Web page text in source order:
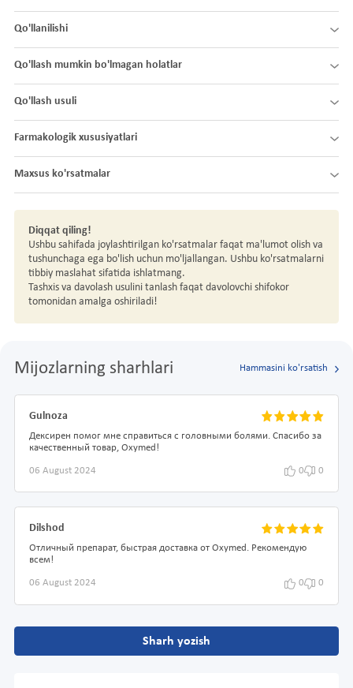
Qo'llanilishi
Qo'llash mumkin bo'lmagan holatlar
Qo'llash usuli
Farmakologik xususiyatlari
Maxsus ko'rsatmalar
Diqqat qiling!
Ushbu sahifada joylashtirilgan ko'rsatmalar faqat ma'lumot olish va
tushunchaga ega bo'lish uchun mo'ljallangan. Ushbu ko'rsatmalarni
tibbiy maslahat sifatida ishlatmang.
Tashxis va davolash usulini tanlash faqat davolovchi shifokor
tomonidan amalga oshiriladi!
Mijozlarning sharhlari Hammasini ko'rsatish
Gulnoza
Дексирен помог мне справиться с головными болями. Спасибо за
качественный товар, Oxymed!
06 August 2024 0 0
Dilshod
Отличный препарат, быстрая доставка от Oxymed. Рекомендую
всем!
06 August 2024 0 0
Sharh yozish